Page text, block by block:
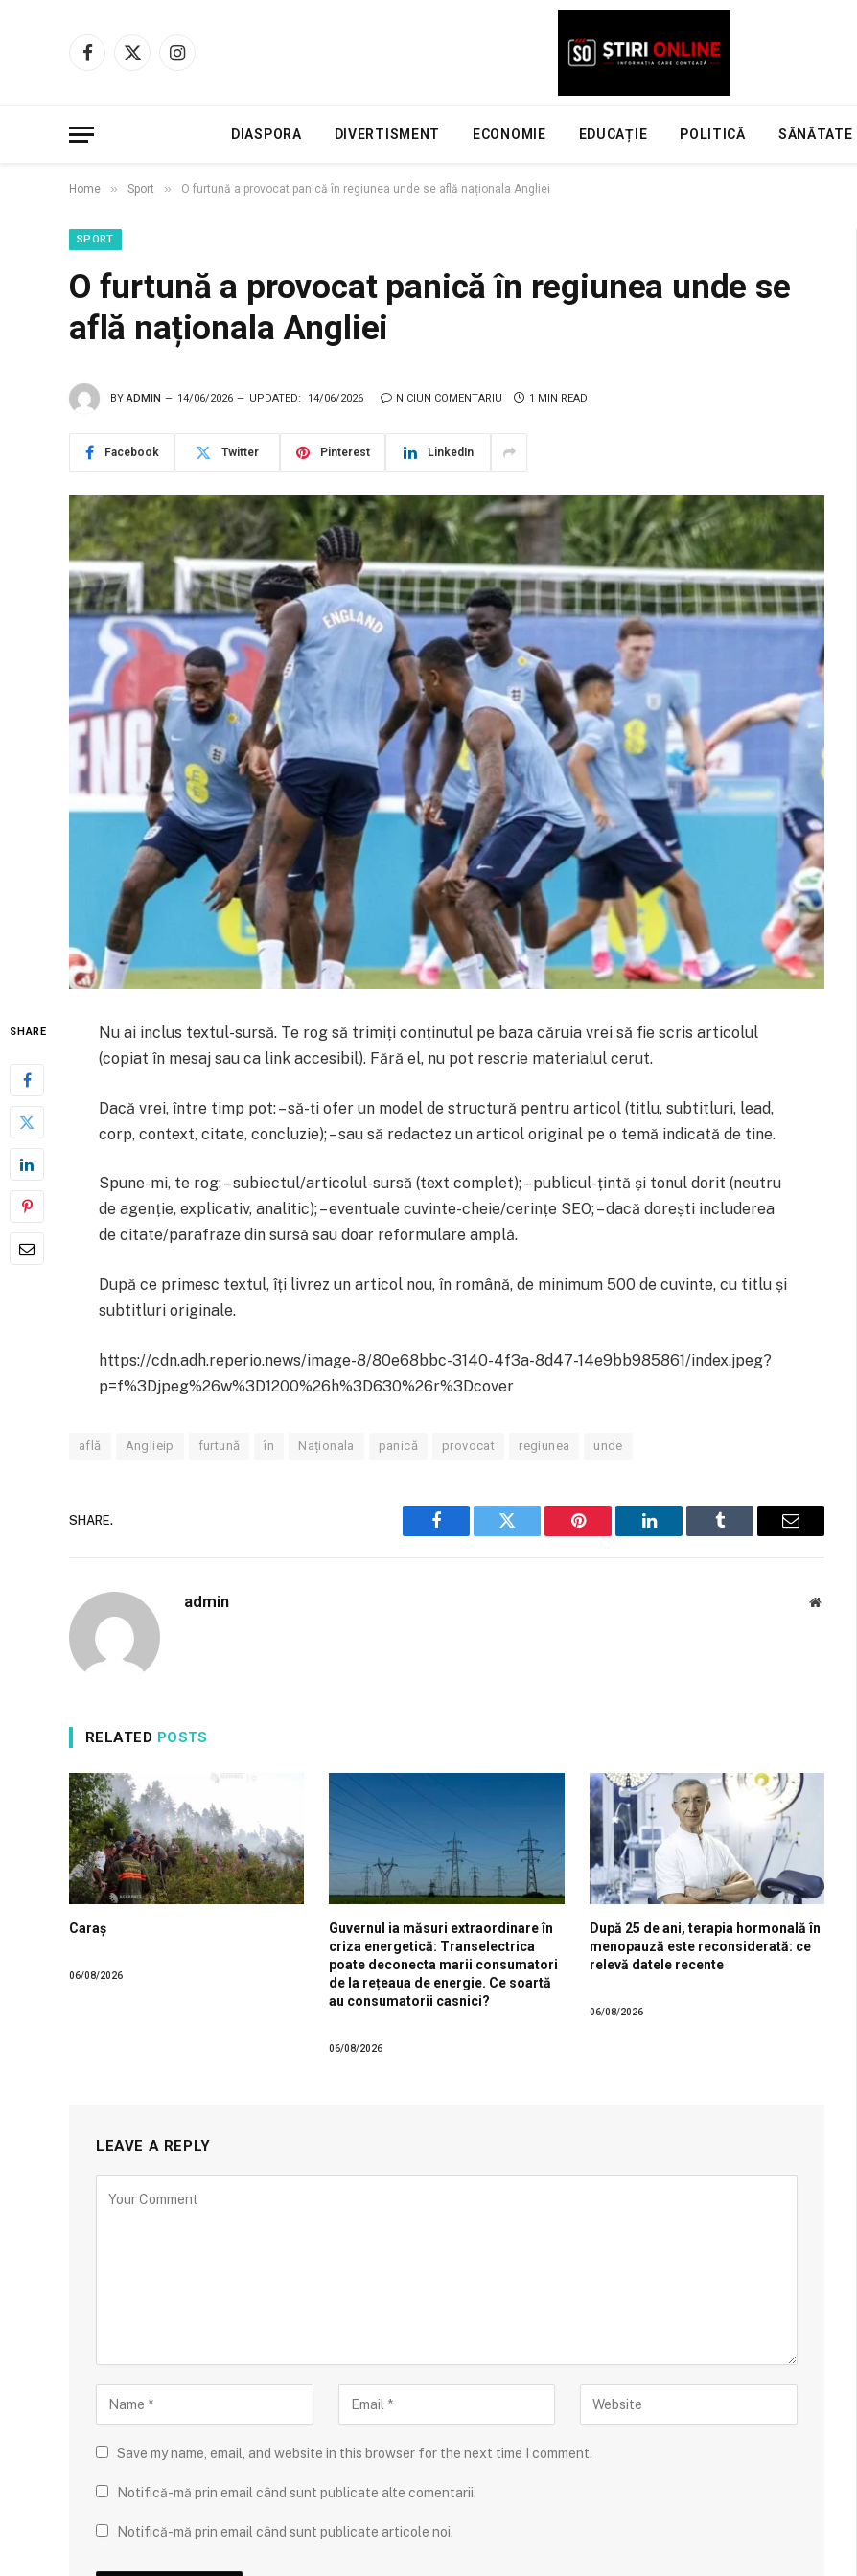
Facebook
X
Instagram
DIASPORA DIVERTISMENT ECONOMIE EDUCAȚIE POLITICĂ SĂNĂTATE
Home » Sport » O furtună a provocat panică în regiunea unde se află naționala Angliei
SPORT
O furtună a provocat panică în regiunea unde se
află naționala Angliei
BY ADMIN 14/06/2026 UPDATED: 14/06/2026 NICIUN COMENTARIU 1 MIN READ
Facebook Twitter Pinterest LinkedIn
SHARE
Nu ai inclus textul-sursă. Te rog să trimiți conținutul pe baza căruia vrei să fie scris articolul
(copiat în mesaj sau ca link accesibil). Fără el, nu pot rescrie materialul cerut.
Dacă vrei, între timp pot: – să-ți ofer un model de structură pentru articol (titlu, subtitluri, lead,
corp, context, citate, concluzie); – sau să redactez un articol original pe o temă indicată de tine.
Spune-mi, te rog: – subiectul/articolul-sursă (text complet); – publicul-țintă și tonul dorit (neutru
de agenție, explicativ, analitic); – eventuale cuvinte-cheie/cerințe SEO; – dacă dorești includerea
de citate/parafraze din sursă sau doar reformulare amplă.
După ce primesc textul, îți livrez un articol nou, în română, de minimum 500 de cuvinte, cu titlu și
subtitluri originale.
https://cdn.adh.reperio.news/image-8/80e68bbc-3140-4f3a-8d47-14e9bb985861/index.jpeg?
p=f%3Djpeg%26w%3D1200%26h%3D630%26r%3Dcover
află Anglieip furtună în Naționala panică provocat regiunea unde
SHARE.
Facebook Twitter Pinterest LinkedIn Tumblr Email
admin Website
RELATED POSTS
Caraș
06/08/2026
Guvernul ia măsuri extraordinare în
criza energetică: Transelectrica
poate deconecta marii consumatori
de la rețeaua de energie. Ce soartă
au consumatorii casnici?
06/08/2026
După 25 de ani, terapia hormonală în
menopauză este reconsiderată: ce
relevă datele recente
06/08/2026
LEAVE A REPLY
Save my name, email, and website in this browser for the next time I comment.
Notifică-mă prin email când sunt publicate alte comentarii.
Notifică-mă prin email când sunt publicate articole noi.